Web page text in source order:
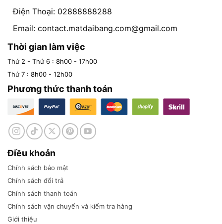
Điện Thoại: 02888888288
Email: contact.matdaibang.com@gmail.com
Thời gian làm việc
Thứ 2 - Thứ 6 : 8h00 - 17h00
Thứ 7 : 8h00 - 12h00
Phương thức thanh toán
Điều khoản
Chính sách bảo mật
Chính sách đổi trả
Chính sách thanh toán
Chính sách vận chuyển và kiểm tra hàng
Giới thiệu